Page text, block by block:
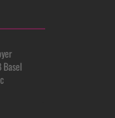
Basel